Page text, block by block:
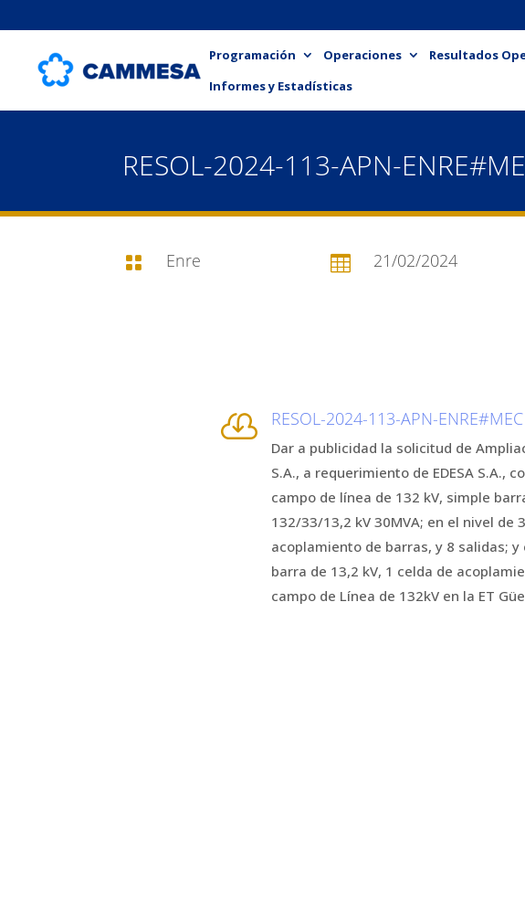
Programación Operaciones Resultados
Informes y Estadísticas
RESOL-2024-113-APN-
 Enre  21/02/2024
 RESOL-2024-113-APN-
Dar a publicidad la solicitud de
S.A., a requerimiento de EDESA S.A.,
campo de línea de 132 kV, simple
132/33/13,2 kV 30MVA; en el nivel
acoplamiento de barras, y 8 salidas;
barra de 13,2 kV, 1 celda de
campo de Línea de 132kV en la ET